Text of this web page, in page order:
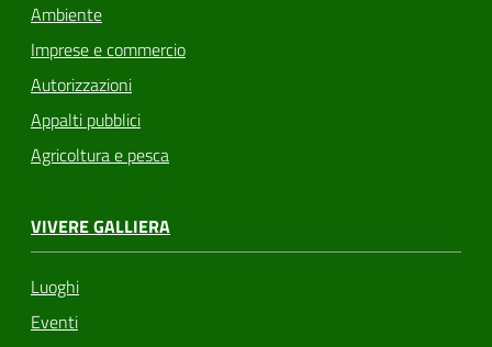
Ambiente
Imprese e commercio
Autorizzazioni
Appalti pubblici
Agricoltura e pesca
VIVERE GALLIERA
Luoghi
Eventi